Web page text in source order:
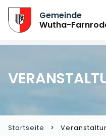
Gemeinde
Wutha-
Startseite